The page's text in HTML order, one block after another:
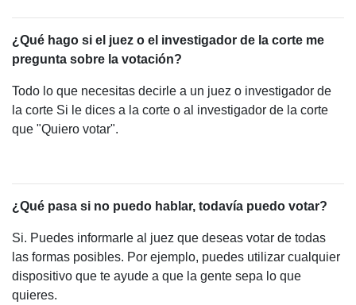
¿Qué hago si el juez o el investigador de la corte me
pregunta sobre la votación?
Todo lo que necesitas decirle a un juez o investigador de
la corte Si le dices a la corte o al investigador de la corte
que "Quiero votar".
¿Qué pasa si no puedo hablar, todavía puedo votar?
Si. Puedes informarle al juez que deseas votar de todas
las formas posibles. Por ejemplo, puedes utilizar cualquier
dispositivo que te ayude a que la gente sepa lo que
quieres.